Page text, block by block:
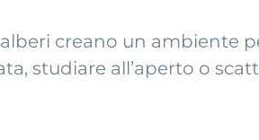
creano un ambiente
studiare all’aperto o